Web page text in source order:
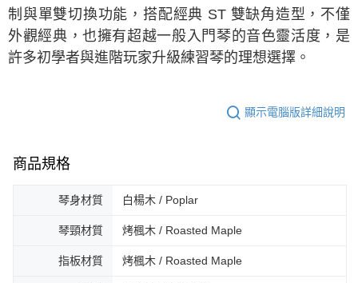
制與單雙切換功能，搭配經典 ST 雙缺角造型，不僅
外觀經典，也擁有超越一般入門琴的音色靈活度，是
許多初學者與進階玩家升級練習琴的理想選擇。
顯示電腦版詳細說明
商品規格
琴身材質 白楊木 / Poplar
琴頸材質 烤楓木 / Roasted Maple
指板材質 烤楓木 / Roasted Maple